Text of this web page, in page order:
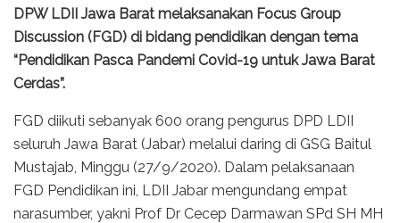
DPW LDII Jawa Barat melaksanakan Focus Group
Discussion (FGD) di bidang pendidikan dengan tema
“Pendidikan Pasca Pandemi Covid-19 untuk Jawa Barat
Cerdas”.
FGD diikuti sebanyak 600 orang pengurus DPD LDII
seluruh Jawa Barat (Jabar) melalui daring di GSG Baitul
Mustajab, Minggu (27/9/2020). Dalam pelaksanaan
FGD Pendidikan ini, LDII Jabar mengundang empat
narasumber, yakni Prof Dr Cecep Darmawan SPd SH MH